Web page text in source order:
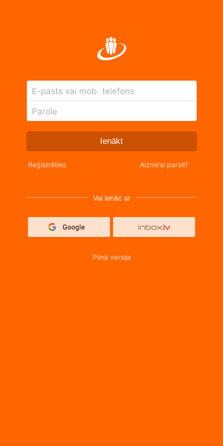
E-pasts vai mob. telefons
Parole
Ienākt
Reģistrēties Aizmirsi paroli?
Vai ienāc ar
Pilnā versija